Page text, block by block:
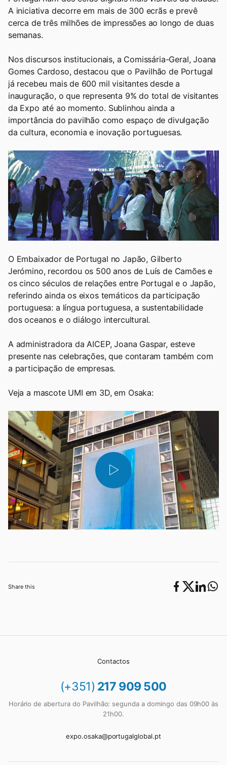
Share this
A iniciativa decorre em mais de 300 ecrãs e prevê
cerca de três milhões de impressões ao longo de duas
semanas.
Nos discursos institucionais, a Comissária-Geral, Joana
Gomes Cardoso, destacou que o Pavilhão de Portugal
já recebeu mais de 600 mil visitantes desde a
inauguração, o que representa 9% do total de visitantes
da Expo até ao momento. Sublinhou ainda a
importância do pavilhão como espaço de divulgação
da cultura, economia e inovação portuguesas.
O Embaixador de Portugal no Japão, Gilberto
Jerómino, recordou os 500 anos de Luís de Camões e
os cinco séculos de relações entre Portugal e o Japão,
referindo ainda os eixos temáticos da participação
portuguesa: a língua portuguesa, a sustentabilidade
dos oceanos e o diálogo intercultural.
A administradora da AICEP, Joana Gaspar, esteve
presente nas celebrações, que contaram também com
a participação de empresas.
Veja a mascote UMI em 3D, em Osaka:
Contactos
(+351) 217 909 500
Horário de abertura do Pavilhão: segunda a domingo das 09h00 às
21h00.
expo.osaka@portugalglobal.pt